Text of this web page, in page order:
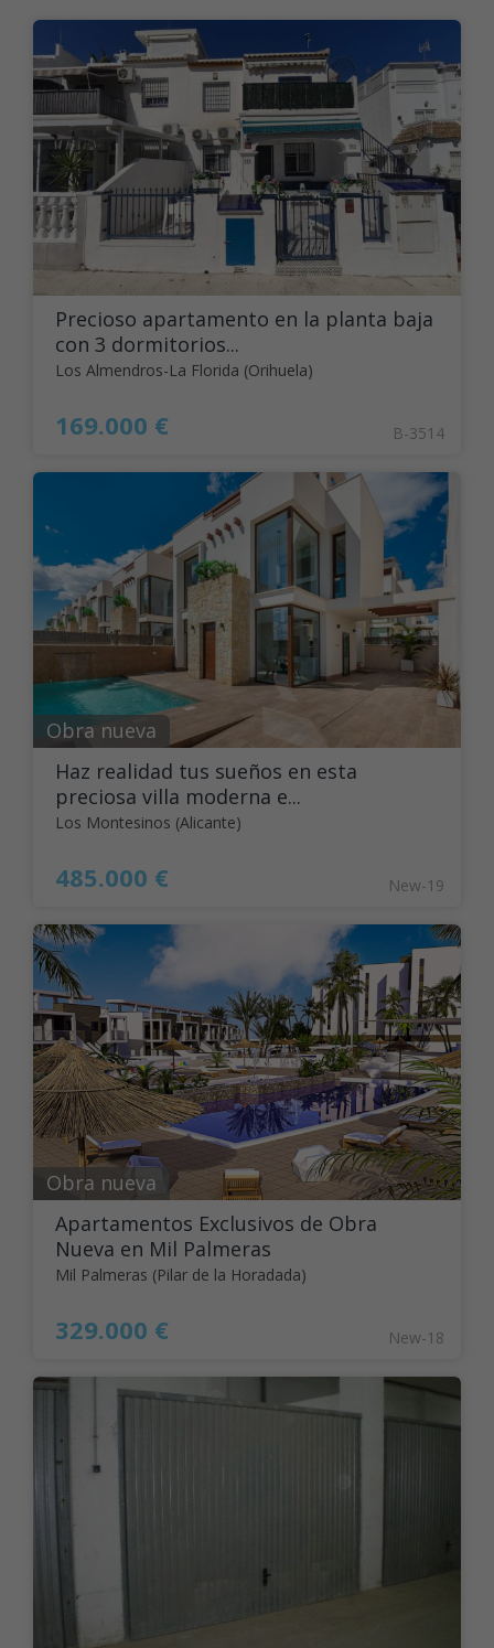
Precioso apartamento en la planta baja
con 3 dormitorios...
Los Almendros-La Florida (Orihuela)
169.000 € B-3514
Obra nueva
Haz realidad tus sueños en esta
preciosa villa moderna e...
Los Montesinos (Alicante)
485.000 € New-19
Obra nueva
Apartamentos Exclusivos de Obra
Nueva en Mil Palmeras
Mil Palmeras (Pilar de la Horadada)
329.000 € New-18